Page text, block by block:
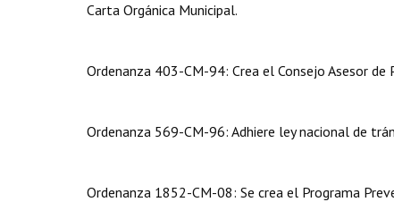
Carta Orgánica Municipal.
Ordenanza 403-CM-94: Crea el Consejo Asesor de
Ordenanza 569-CM-96: Adhiere ley nacional de
Ordenanza 1852-CM-08: Se crea el Programa